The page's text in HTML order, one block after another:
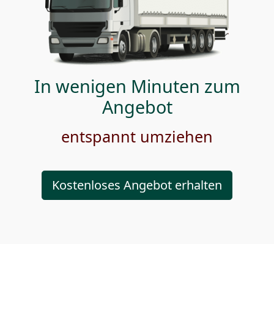
In wenigen Minuten zum
Angebot
entspannt umziehen
Kostenloses Angebot erhalten